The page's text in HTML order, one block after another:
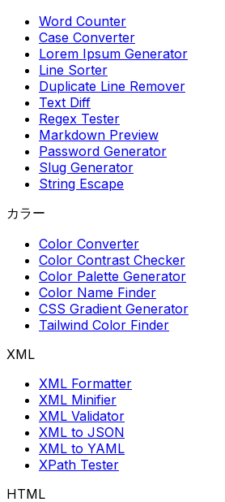
Word Counter
Case Converter
Lorem Ipsum Generator
Line Sorter
Duplicate Line Remover
Text Diff
Regex Tester
Markdown Preview
Password Generator
Slug Generator
String Escape
カラー
Color Converter
Color Contrast Checker
Color Palette Generator
Color Name Finder
CSS Gradient Generator
Tailwind Color Finder
XML
XML Formatter
XML Minifier
XML Validator
XML to JSON
XML to YAML
XPath Tester
HTML